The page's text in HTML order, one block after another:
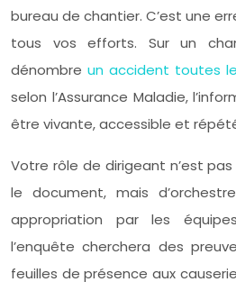
bureau de chantier. C’est une
tous vos efforts. Sur un
dénombre un accident toutes
selon l’Assurance Maladie,
être vivante, accessible et
Votre rôle de dirigeant n’est
le document, mais
appropriation par les
l’enquête cherchera des
feuilles de présence aux